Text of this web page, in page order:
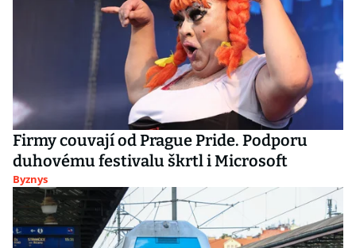
Firmy couvají od Prague Pride. Podporu
duhovému festivalu škrtl i Microsoft
Byznys